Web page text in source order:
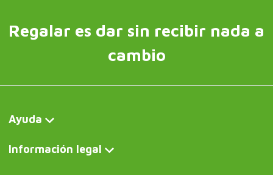
Regalar es dar sin recibir nada a
cambio
Ayuda
Información legal